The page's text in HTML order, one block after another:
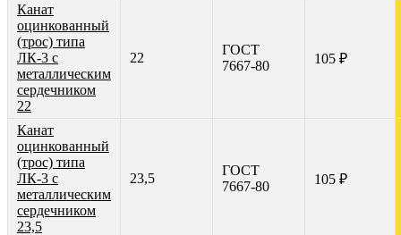
Канат
оцинкованный
(трос) типа
ЛК-3 с
металлическим
сердечником
22
22
ГОСТ
7667-80
105 ₽
Канат
оцинкованный
(трос) типа
ЛК-3 с
металлическим
сердечником
23,5
23,5
ГОСТ
7667-80
105 ₽